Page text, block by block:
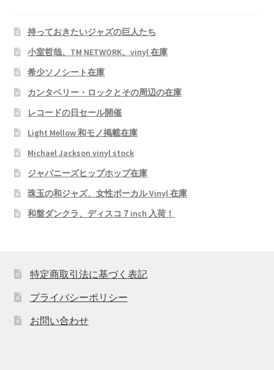
持っておきたいジャズの巨人たち
小室哲哉、TM NETWORK、vinyl 在庫
希少ソノシート在庫
カンタベリー・ロックとその周辺の在庫
レコードの日セール開催
Light Mellow 和モノ掲載在庫
Michael Jackson vinyl stock
ジャパニーズヒップホップ在庫
珠玉の和ジャズ、女性ボーカル Vinyl 在庫
和盤ダンクラ、ディスコ７inch 入荷！
特定商取引法に基づく表記
プライバシーポリシー
お問い合わせ